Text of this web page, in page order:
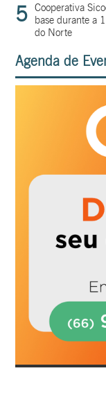
5 Cooperativa
base durante a
do Norte
Agenda de